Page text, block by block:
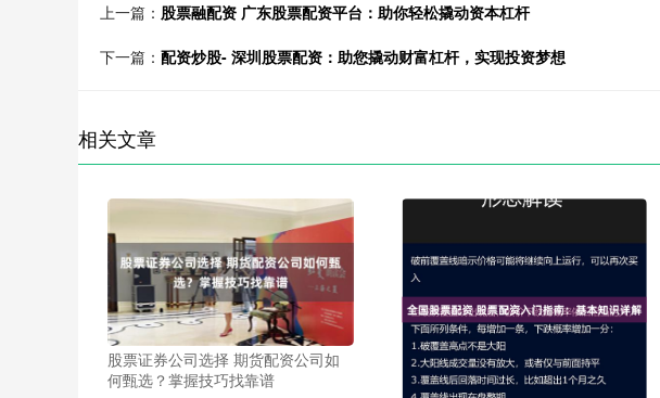
上一篇： 股票融配资 广东股票配资平台：助你轻松撬动资本杠杆
下一篇： 配资炒股- 深圳股票配资：助您撬动财富杠杆，实现投资梦想
相关文章
股票证券公司选择 期货配资公司如
何甄选？掌握技巧找靠谱